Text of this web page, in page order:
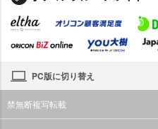
PC版に切り替え
禁無断複写転載